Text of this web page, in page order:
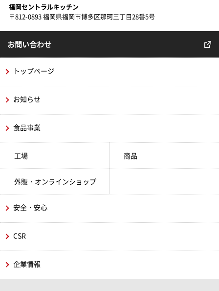
福岡セントラルキッチン
〒812-0893 福岡県福岡市博多区那珂三丁目28番5号
お問い合わせ
トップページ
お知らせ
食品事業
工場 商品
外販・オンラインショップ
安全・安心
CSR
企業情報